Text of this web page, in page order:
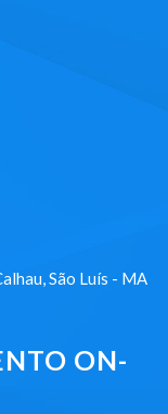
São Luís - MA
ON-